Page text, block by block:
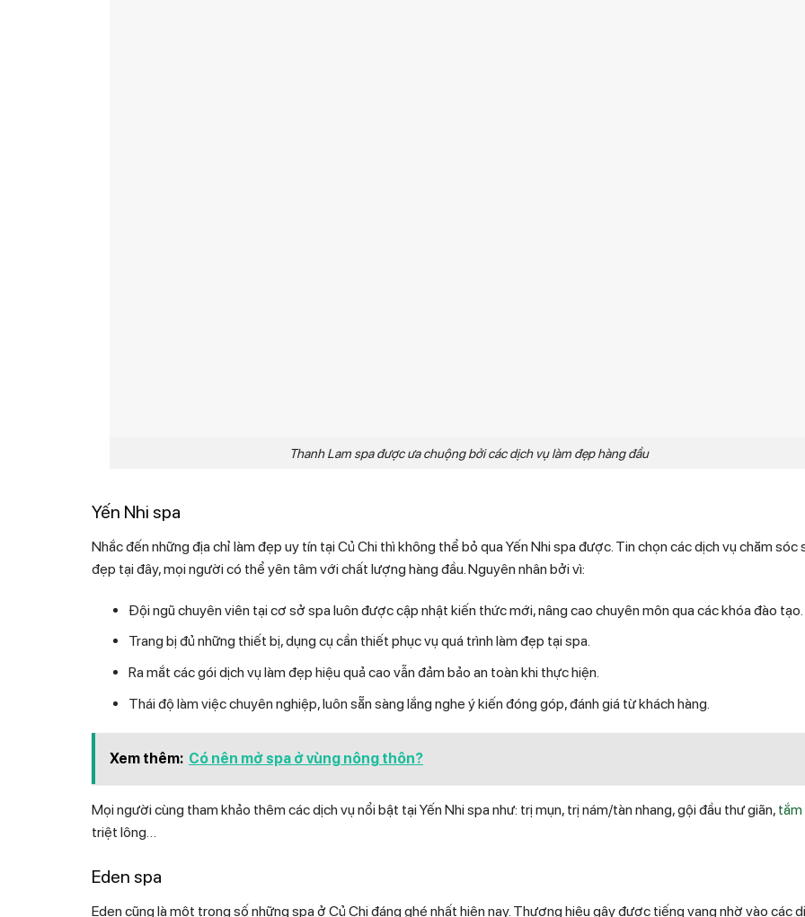
Thanh Lam spa được ưa chuộng bởi các dịch vụ làm đẹp hàng đầu
Yến Nhi spa
Nhắc đến những địa chỉ làm đẹp uy tín tại Củ Chi thì không thể bỏ qua Yến Nhi spa được. Tin chọn các dịch vụ chăm sóc
đẹp tại đây, mọi người có thể yên tâm với chất lượng hàng đầu. Nguyên nhân bởi vì:
Đội ngũ chuyên viên tại cơ sở spa luôn được cập nhật kiến thức mới, nâng cao chuyên môn qua các khóa đào tạo.
Trang bị đủ những thiết bị, dụng cụ cần thiết phục vụ quá trình làm đẹp tại spa.
Ra mắt các gói dịch vụ làm đẹp hiệu quả cao vẫn đảm bảo an toàn khi thực hiện.
Thái độ làm việc chuyên nghiệp, luôn sẵn sàng lắng nghe ý kiến đóng góp, đánh giá từ khách hàng.
Xem thêm: Có nên mở spa ở vùng nông thôn?
Mọi người cùng tham khảo thêm các dịch vụ nổi bật tại Yến Nhi spa như: trị mụn, trị nám/tàn nhang, gội đầu thư giãn, tắm
triệt lông…
Eden spa
Eden cũng là một trong số những spa ở Củ Chi đáng ghé nhất hiện nay. Thương hiệu gây được tiếng vang nhờ vào các